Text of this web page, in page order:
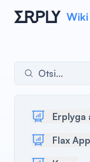
Wiki
Otsi...
Erplyga
Flax